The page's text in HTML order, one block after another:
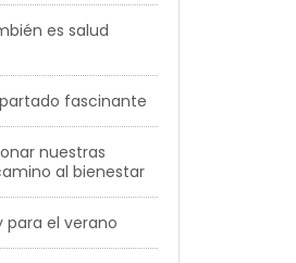
es salud
fascinante
nuestras
al bienestar
para el verano